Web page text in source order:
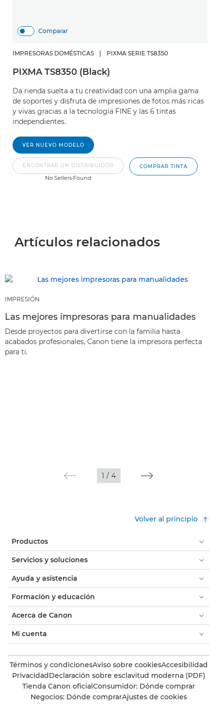
Comparar
IMPRESORAS DOMÉSTICAS | PIXMA SERIE TS8350
PIXMA TS8350 (Black)
Da rienda suelta a tu creatividad con una amplia gama
de soportes y disfruta de impresiones de fotos más ricas
y vivas gracias a la tecnología FINE y las 6 tintas
independientes.
VER NUEVO MODELO
ENCONTRAR UN DISTRIBUIDOR
No Sellers Found
COMPRAR TINTA
Artículos relacionados
IMPRESIÓN
Las mejores impresoras para manualidades
Desde proyectos para divertirse con la familia hasta
acabados profesionales, Canon tiene la impresora perfecta
para ti.
1 / 4
Volver al principio
Productos
Servicios y soluciones
Ayuda y asistencia
Formación y educación
Acerca de Canon
Mi cuenta
Términos y condicionesAviso sobre cookiesAccesibilidad
PrivacidadDeclaración sobre esclavitud moderna (PDF)
Tienda Canon oficialConsumidor: Dónde comprar
Negocios: Dónde comprarAjustes de cookies